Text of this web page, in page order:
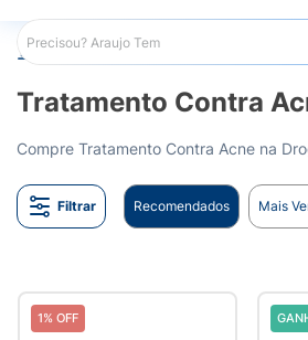
Araujo Dermocosméticos
Tratamento Contra
Filtrar Recomendados Mais
1% OFF